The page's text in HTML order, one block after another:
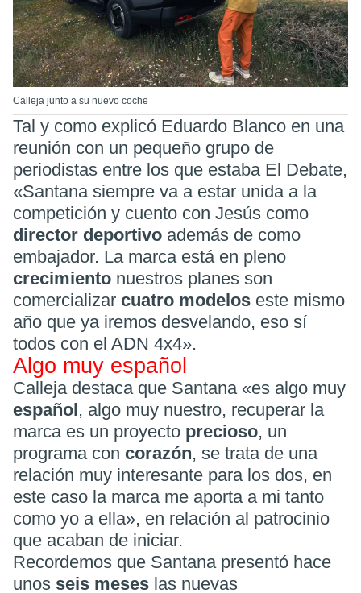
Calleja junto a su nuevo coche
Tal y como explicó Eduardo Blanco en una
reunión con un pequeño grupo de
periodistas entre los que estaba El Debate,
«Santana siempre va a estar unida a la
competición y cuento con Jesús como
director deportivo además de como
embajador. La marca está en pleno
crecimiento nuestros planes son
comercializar cuatro modelos este mismo
año que ya iremos desvelando, eso sí
todos con el ADN 4x4».
Algo muy español
Calleja destaca que Santana «es algo muy
español , algo muy nuestro, recuperar la
marca es un proyecto precioso, un
programa con corazón, se trata de una
relación muy interesante para los dos, en
este caso la marca me aporta a mi tanto
como yo a ella», en relación al patrocinio
que acaban de iniciar.
Recordemos que Santana presentó hace
unos seis meses las nuevas